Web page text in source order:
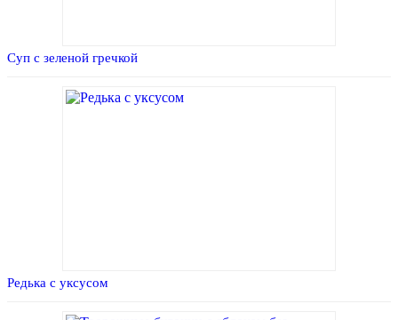
Суп с зеленой гречкой
Редька с уксусом